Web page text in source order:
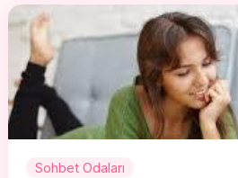
Sohbet Odaları